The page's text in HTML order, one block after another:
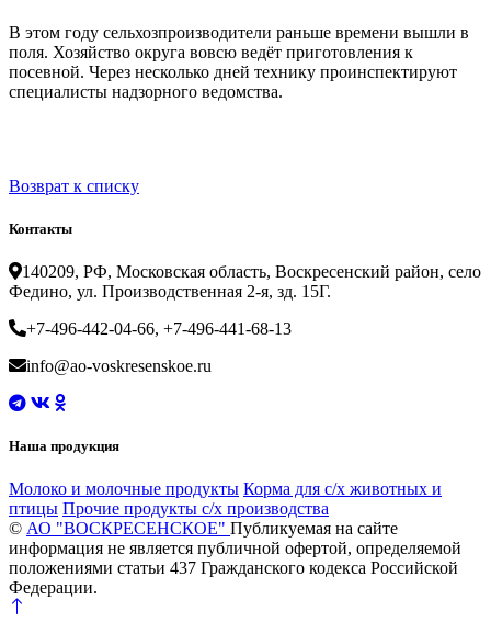
В этом году сельхозпроизводители раньше времени вышли в
поля. Хозяйство округа вовсю ведёт приготовления к
посевной. Через несколько дней технику проинспектируют
специалисты надзорного ведомства.
Возврат к списку
Контакты
140209, РФ, Московская область, Воскресенский район, село
Федино, ул. Производственная 2-я, зд. 15Г.
+7-496-442-04-66, +7-496-441-68-13
info@ao-voskresenskoe.ru
Наша продукция
Молоко и молочные продукты Корма для с/х животных и
птицы Прочие продукты с/х производства
© АО "ВОСКРЕСЕНСКОЕ" Публикуемая на сайте
информация не является публичной офертой, определяемой
положениями статьи 437 Гражданского кодекса Российской
Федерации.